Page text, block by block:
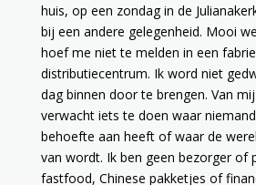
huis, op een zondag in de
bij een andere gelegenheid. Mooi
hoef me niet te melden in een
distributiecentrum. Ik word niet
dag binnen door te brengen. Van
verwacht iets te doen waar
behoefte aan heeft of waar de
van wordt. Ik ben geen bezorger of
fastfood, Chinese pakketjes of